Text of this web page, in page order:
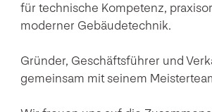
für technische Kompetenz,
moderner Gebäudetechnik.
Gründer, Geschäftsführer und
gemeinsam mit seinem